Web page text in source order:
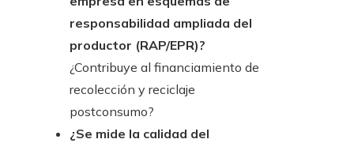
responsabilidad ampliada del
productor (RAP/EPR)?
¿Contribuye al financiamiento de
recolección y reciclaje
postconsumo?
¿Se mide la calidad del